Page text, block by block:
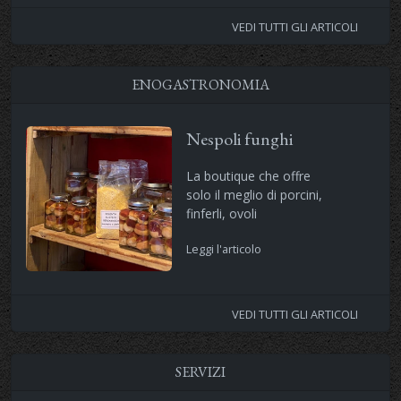
VEDI TUTTI GLI ARTICOLI
ENOGASTRONOMIA
Nespoli funghi
La boutique che offre
solo il meglio di porcini,
finferli, ovoli
Leggi l'articolo
VEDI TUTTI GLI ARTICOLI
SERVIZI